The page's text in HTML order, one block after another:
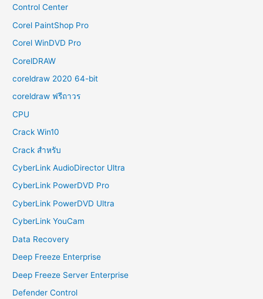
Control Center
Corel PaintShop Pro
Corel WinDVD Pro
CorelDRAW
coreldraw 2020 64-bit
coreldraw ฟรีถาวร
CPU
Crack Win10
Crack สำหรับ
CyberLink AudioDirector Ultra
CyberLink PowerDVD Pro
CyberLink PowerDVD Ultra
CyberLink YouCam
Data Recovery
Deep Freeze Enterprise
Deep Freeze Server Enterprise
Defender Control